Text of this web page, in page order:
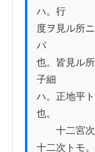
ハ。行
度ヲ見ル所
バ
也。皆見ル
子細
ハ。正地平
也。
十二宮次
十二次トモ